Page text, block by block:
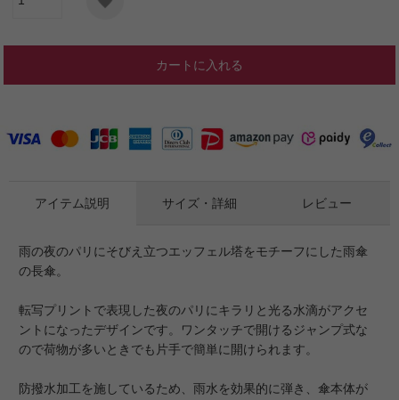
カートに入れる
アイテム説明
雨の夜のパリにそびえ立つエッフェル塔をモチーフにした雨傘
の長傘。
転写プリントで表現した夜のパリにキラリと光る水滴がアクセ
ントになったデザインです。ワンタッチで開けるジャンプ式な
ので荷物が多いときでも片手で簡単に開けられます。
防撥水加工を施しているため、雨水を効果的に弾き、傘本体が
サイズ・詳細 レビュー